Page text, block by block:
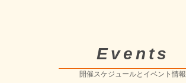
Events
開催スケジュールとイベント情報